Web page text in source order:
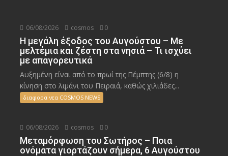
06/08/2026 cosmos 0
Η μεγάλη έξοδος του Αυγούστου – Με
μελτέμια και ζέστη στα νησιά – Τι ισχύει
με απαγορευτικά
Αυξημένη είναι από το πρωί της Πέμπτης (6/8) η
κίνηση στο λιμάνι του Πειραιά, καθώς χιλιάδες...
διαφορα νεα COSMOS NEWS
06/08/2026 cosmos 0
Μεταμόρφωση του Σωτήρος – Ποια
ονόματα γιορτάζουν σήμερα, 6 Αυγούστου